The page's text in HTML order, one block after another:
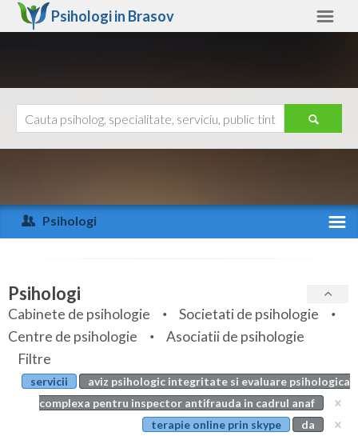
Psihologi in Brasov
Arad
Arges
Bihor
Bistrita-Nasaud
Botosani
Braila
Ajutor
Psihologi
Specialitati
Servicii
Articole
Evenimente
Psihologi
Cabinete de psihologie
Societati de psihologie
Centre de psihologie
Asociatii de psihologie
Filtre
servicii
aviz psihologic integritate si evaluare psihologica
complexa pentru inspector antifrauda in cadrul anaf
terapie online prin skype
da